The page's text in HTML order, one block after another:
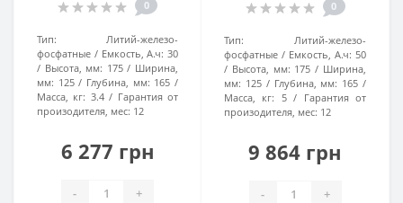
0
Тип:
Литий-железо-
фосфатные
Емкость, А.ч: 30
Высота, мм: 175
Ширина,
мм: 125 Глубина, мм: 165
Масса, кг: 3.4
Гарантия от
произодителя, мес: 12
6 277 грн
- +
0
Тип:
Литий-железо-
фосфатные
Емкость, А.ч: 50
Высота, мм: 175
Ширина,
мм: 125 Глубина, мм: 165
Масса, кг: 5
Гарантия от
произодителя, мес: 12
9 864 грн
- +